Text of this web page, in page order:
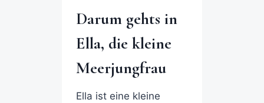
Darum gehts in
Ella, die kleine
Meerjungfrau
Ella ist eine kleine